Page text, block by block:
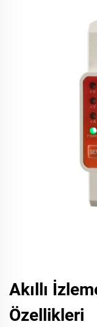
Akıllı
Özellikleri